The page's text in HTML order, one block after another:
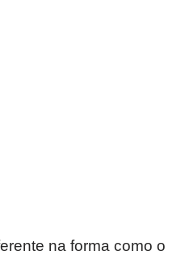
na forma como o